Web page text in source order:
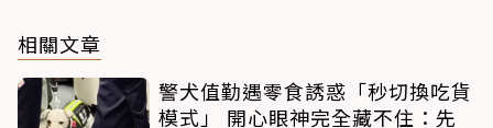
相關文章
警犬值勤遇零食誘惑「秒切換吃貨
模式」 開心眼神完全藏不住：先